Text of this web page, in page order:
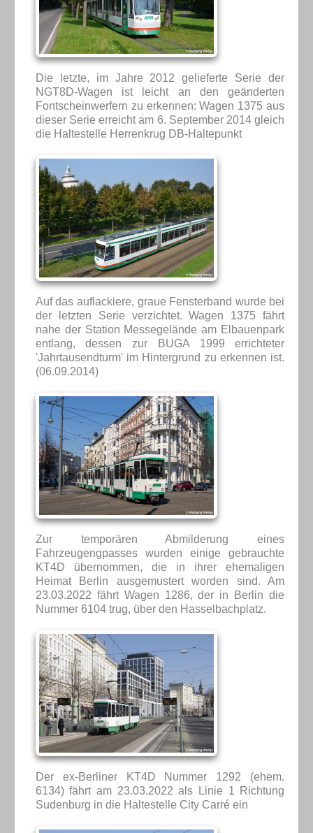
Die letzte, im Jahre 2012 gelieferte Serie der
NGT8D-Wagen ist leicht an den geänderten
Fontscheinwerfern zu erkennen: Wagen 1375 aus
dieser Serie erreicht am 6. September 2014 gleich
die Haltestelle Herrenkrug DB-Haltepunkt
Auf das auflackiere, graue Fensterband wurde bei
der letzten Serie verzichtet. Wagen 1375 fährt
nahe der Station Messegelände am Elbauenpark
entlang, dessen zur BUGA 1999 errichteter
'Jahrtausendturm' im Hintergrund zu erkennen ist.
(06.09.2014)
Zur temporären Abmilderung eines
Fahrzeugengpasses wurden einige gebrauchte
KT4D übernommen, die in ihrer ehemaligen
Heimat Berlin ausgemustert worden sind. Am
23.03.2022 fährt Wagen 1286, der in Berlin die
Nummer 6104 trug, über den Hasselbachplatz.
Der ex-Berliner KT4D Nummer 1292 (ehem.
6134) fährt am 23.03.2022 als Linie 1 Richtung
Sudenburg in die Haltestelle City Carré ein